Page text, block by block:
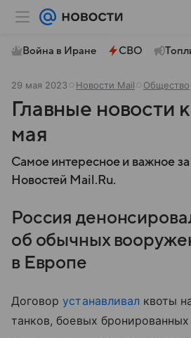
Война в Иране СВО
29 мая 2023 Новости Mail Общество
Главные новости
мая
Самое интересное и важное
Новостей Mail.Ru.
Россия
об обычных
в Европе
Договорустанавливалквоты
танков, боевых